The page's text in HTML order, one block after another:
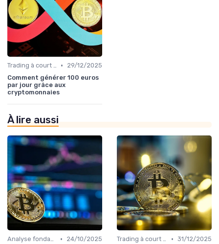
Trading à court terme vs investissement à long terme •
29/12/2025
Comment générer 100 euros
par jour grâce aux
cryptomonnaies
À lire aussi
Analyse fondamentale et technique •
24/10/2025
Trading à court terme vs investissement à long terme • 31/12/2025